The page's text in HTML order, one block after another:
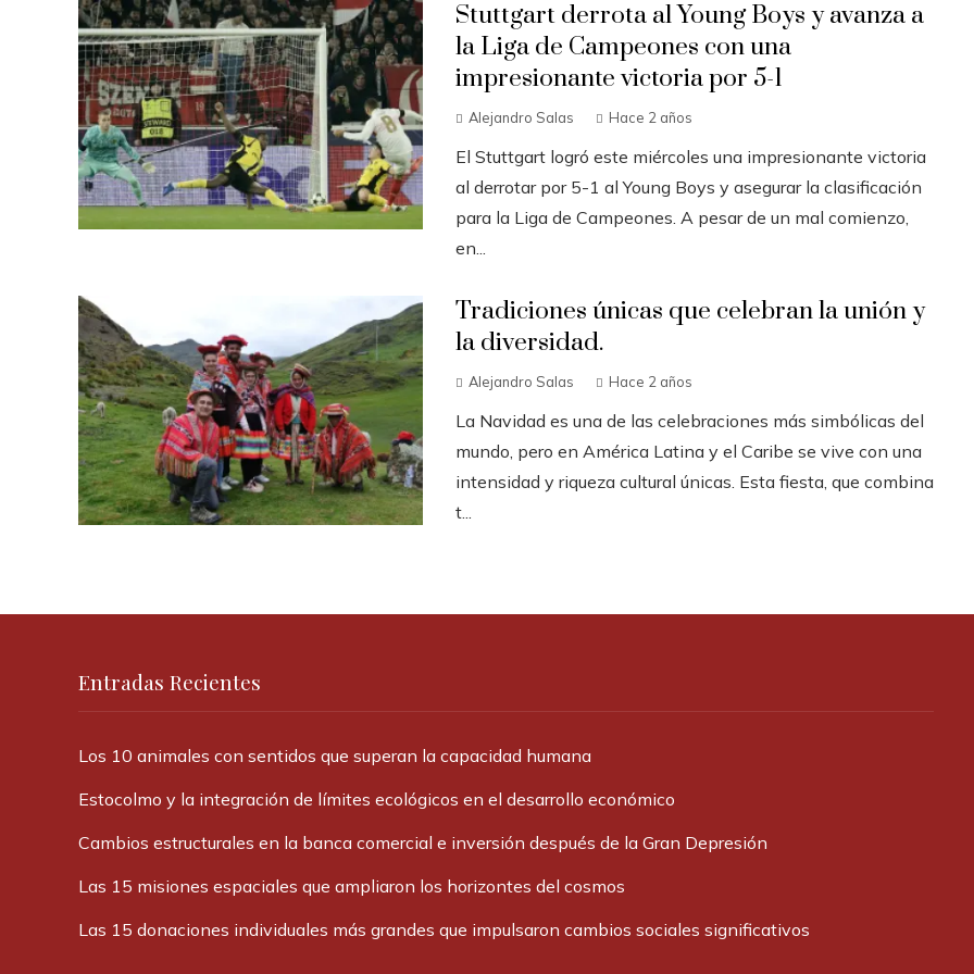
Stuttgart derrota al Young Boys y avanza a
la Liga de Campeones con una
impresionante victoria por 5-1
Alejandro Salas Hace 2 años
El Stuttgart logró este miércoles una impresionante victoria
al derrotar por 5-1 al Young Boys y asegurar la clasificación
para la Liga de Campeones. A pesar de un mal comienzo,
en...
Tradiciones únicas que celebran la unión y
la diversidad.
Alejandro Salas Hace 2 años
La Navidad es una de las celebraciones más simbólicas del
mundo, pero en América Latina y el Caribe se vive con una
intensidad y riqueza cultural únicas. Esta fiesta, que combina
t...
Entradas Recientes
Los 10 animales con sentidos que superan la capacidad humana
Estocolmo y la integración de límites ecológicos en el desarrollo económico
Cambios estructurales en la banca comercial e inversión después de la Gran Depresión
Las 15 misiones espaciales que ampliaron los horizontes del cosmos
Las 15 donaciones individuales más grandes que impulsaron cambios sociales significativos